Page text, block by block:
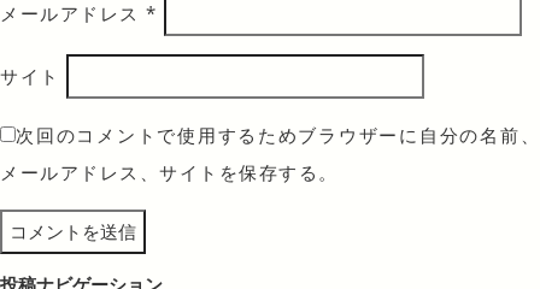
メールアドレス *
サイト
次回のコメントで使用するためブラウザーに自分の名前、
メールアドレス、サイトを保存する。
投稿ナビゲーション